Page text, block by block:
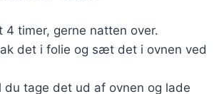
timer, gerne natten over.
det i folie og sæt det i ovnen ved
tage det ud af ovnen og lade